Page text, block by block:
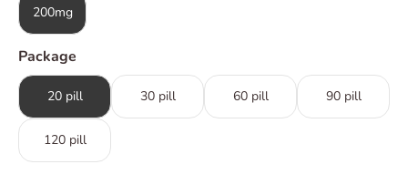
200mg
Package
20 pill 30 pill 60 pill 90 pill
120 pill